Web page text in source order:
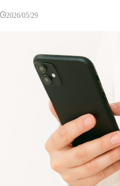
2026/05/29